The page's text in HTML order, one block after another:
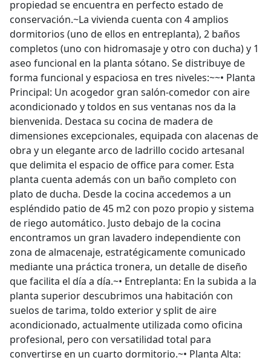
propiedad se encuentra en perfecto estado de
conservación.~La vivienda cuenta con 4 amplios
dormitorios (uno de ellos en entreplanta), 2 baños
completos (uno con hidromasaje y otro con ducha) y 1
aseo funcional en la planta sótano. Se distribuye de
forma funcional y espaciosa en tres niveles:~~•⁠ ⁠Planta
Principal: Un acogedor gran salón-comedor con aire
acondicionado y toldos en sus ventanas nos da la
bienvenida. Destaca su cocina de madera de
dimensiones excepcionales, equipada con alacenas de
obra y un elegante arco de ladrillo cocido artesanal
que delimita el espacio de office para comer. Esta
planta cuenta además con un baño completo con
plato de ducha. Desde la cocina accedemos a un
espléndido patio de 45 m2 con pozo propio y sistema
de riego automático. Justo debajo de la cocina
encontramos un gran lavadero independiente con
zona de almacenaje, estratégicamente comunicado
mediante una práctica tronera, un detalle de diseño
que facilita el día a día.~•⁠ ⁠Entreplanta: En la subida a la
planta superior descubrimos una habitación con
suelos de tarima, toldo exterior y split de aire
acondicionado, actualmente utilizada como oficina
profesional, pero con versatilidad total para
convertirse en un cuarto dormitorio.~•⁠ ⁠Planta Alta: